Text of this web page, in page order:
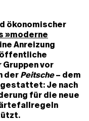
ökonomischer
»moderne
Anreizung
öffentliche
vor
der Peitsche– dem
Je nach
für die neue